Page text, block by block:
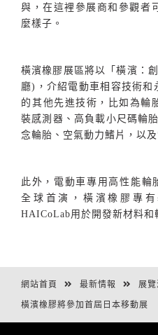
與，在這裡參展商和參觀者
麼樣子。
橫濱橡膠展區將以「橫濱：
廳) ，介紹電動車相容技術
的其他先進技術，比如為輪
裝感測器、高負載小尺碼輪胎
念輪胎、空氣動力鰭片，以
此外，電動車專用高性能輪
全球首演，橫濱橡膠專
HAICoLab用於開發新材料和
網站首頁 最新情報 展
橫濱橡膠將參加首屆日本移動展